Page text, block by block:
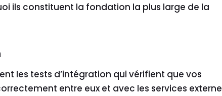
ils constituent la fondation la plus large de la
les tests d’intégration qui vérifient que vos
entre eux et avec les services